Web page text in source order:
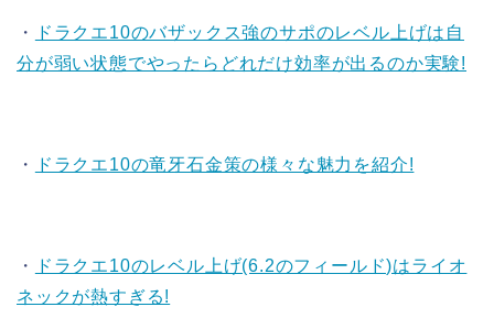
・
ドラクエ10のバザックス強のサポのレベル上げは自
分が弱い状態でやったらどれだけ効率が出るのか実験!
・ ドラクエ10の竜牙石金策の様々な魅力を紹介!
・
ドラクエ10のレベル上げ(6.2のフィールド)はライオ
ネックが熱すぎる!